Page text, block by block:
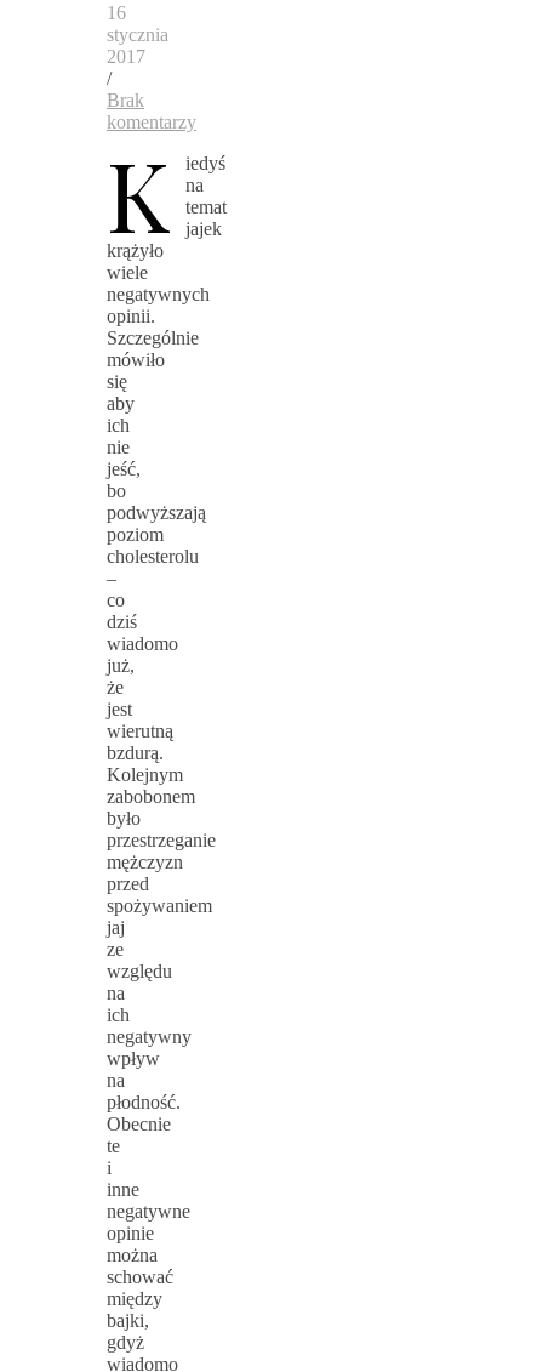
16
stycznia
2017
/
Brak
komentarzy
K
iedyś
na
temat
jajek
krążyło
wiele
negatywnych
opinii.
Szczególnie
mówiło
się
aby
ich
nie
jeść,
bo
podwyższają
poziom
cholesterolu
–
co
dziś
wiadomo
już,
że
jest
wierutną
bzdurą.
Kolejnym
zabobonem
było
przestrzeganie
mężczyzn
przed
spożywaniem
jaj
ze
względu
na
ich
negatywny
wpływ
na
płodność.
Obecnie
te
i
inne
negatywne
opinie
można
schować
między
bajki,
gdyż
wiadomo